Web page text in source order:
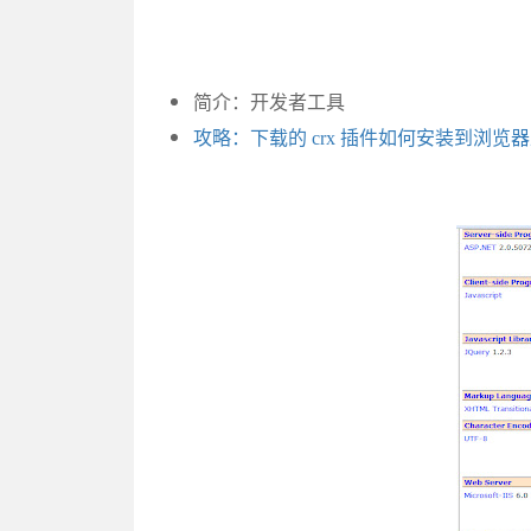
简介：开发者工具
攻略：下载的 crx 插件如何安装到浏览